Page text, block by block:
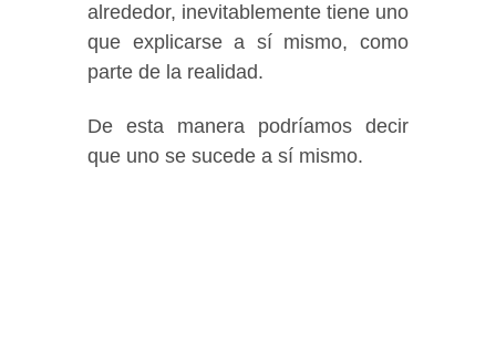
alrededor, inevitablemente tiene uno
que explicarse a sí mismo, como
parte de la realidad.
De esta manera podríamos decir
que uno se sucede a sí mismo.